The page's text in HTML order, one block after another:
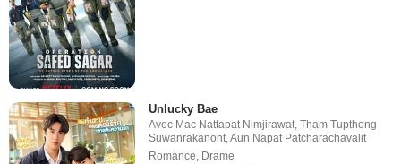
Unlucky Bae
Avec Mac Nattapat Nimjirawat,Tham Tupthong
Suwanrakanont,Aun Napat Patcharachavalit
Romance, Drame